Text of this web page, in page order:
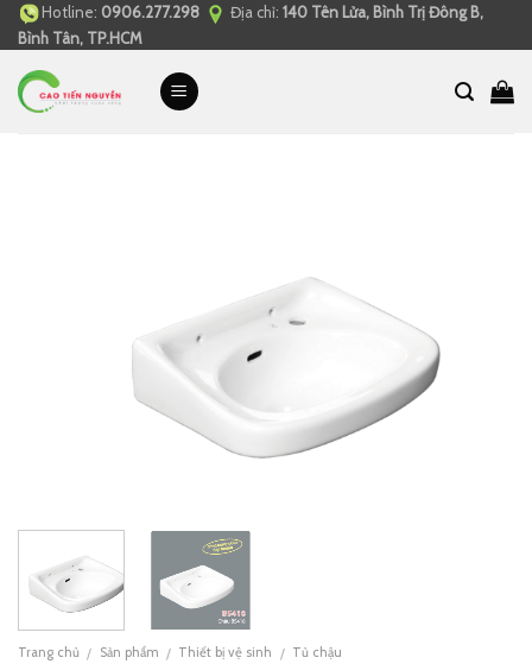
Skip
to
content
Hotline: 0906.277.298 Địa chỉ: 140 Tên Lửa, Bình Trị Đông B,
Bình Tân, TP.HCM
Trang chủ / Sản phẩm / Thiết bị vệ sinh / Tủ chậu